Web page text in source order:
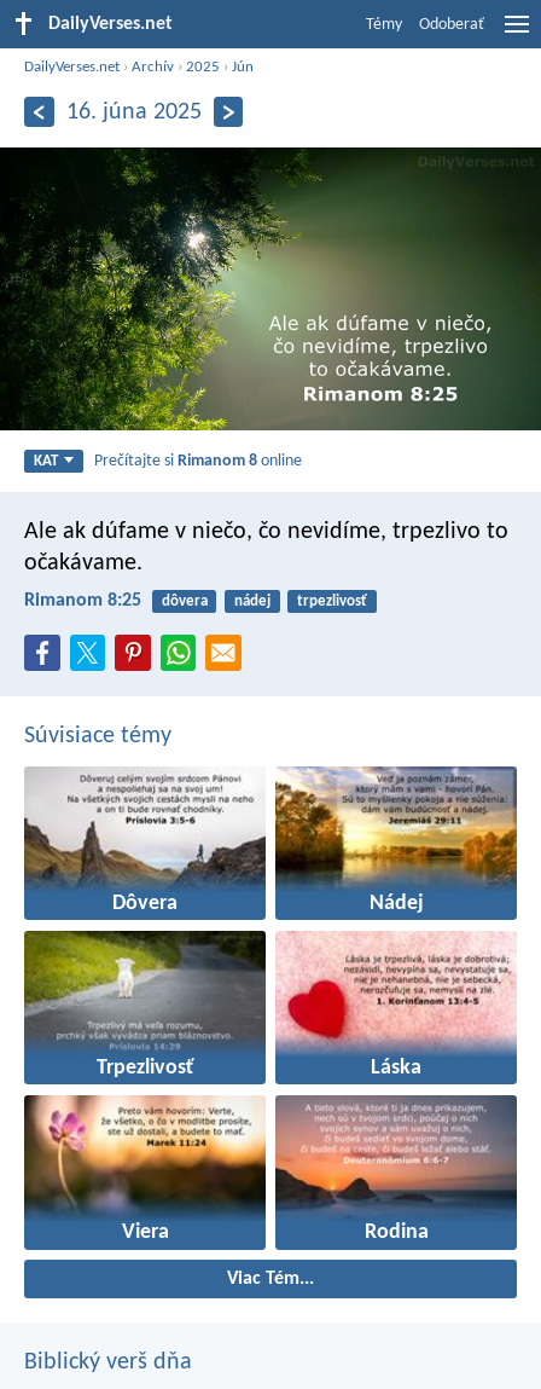
DailyVerses.net Témy Odoberať
DailyVerses.net ›Archív ›2025 ›Jún
16. júna 2025
KAT Prečítajte siRimanom 8 online
Ale ak dúfame v niečo, čo nevidíme, trpezlivo to
očakávame.
Rimanom 8:25 dôvera nádej trpezlivosť
Súvisiace témy
Dôvera Nádej
Trpezlivosť Láska
Viera Rodina
Viac Tém...
Biblický verš dňa